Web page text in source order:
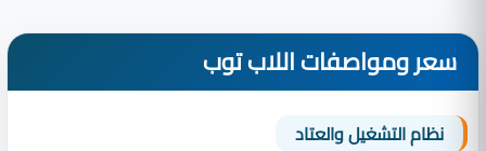
سعر ومواصفات اللاب توب
نظام التشغيل والعتاد